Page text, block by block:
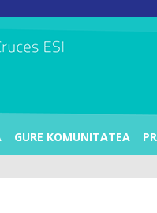
GURE KOMUNITATEA